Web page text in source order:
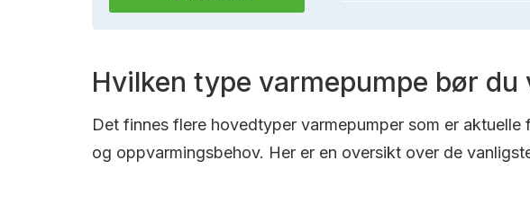
Hvilken type varmepumpe bør du
Det finnes flere hovedtyper varmepumper som er
og oppvarmingsbehov. Her er en oversikt over de